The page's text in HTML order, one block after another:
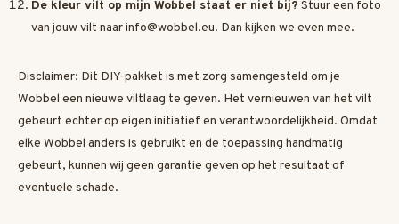
De kleur vilt op mijn Wobbel staat er niet bij? Stuur een foto
van jouw vilt naarinfo@wobbel.eu. Dan kijken we even mee.
Disclaimer: Dit DIY-pakket is met zorg samengesteld om je
Wobbel een nieuwe viltlaag te geven. Het vernieuwen van het vilt
gebeurt echter op eigen initiatief en verantwoordelijkheid. Omdat
elke Wobbel anders is gebruikt en de toepassing handmatig
gebeurt, kunnen wij geen garantie geven op het resultaat of
eventuele schade.